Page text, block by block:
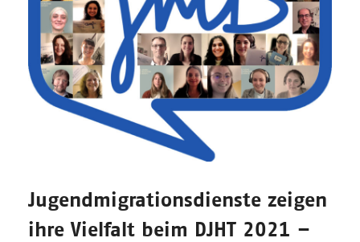
Jugendmigrationsdienste zeigen
ihre Vielfalt beim DJHT 2021 –